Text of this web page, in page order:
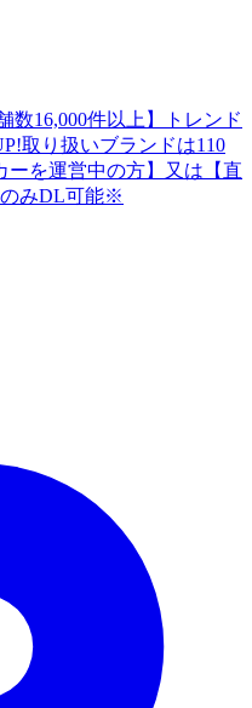
数16,000件以上】トレンド
取り扱いブランドは110
を運営中の方】又は【直
のみDL可能※